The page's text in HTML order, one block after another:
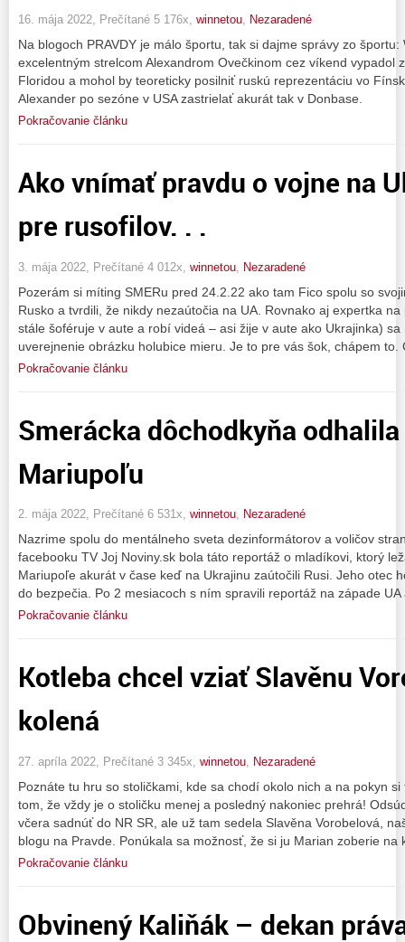
16. mája 2022, Prečítané 5 176x, winnetou Nezaradené
Na blogoch PRAVDY je málo športu, tak si dajme správy zo športu:
excelentným strelcom Alexandrom Ovečkinom cez víkend vypadol
Floridou a mohol by teoreticky posilniť ruskú reprezentáciu vo
Alexander po sezóne v USA zastrielať akurát tak v Donbase.
Pokračovanie článku
Ako vnímať pravdu o vojne na
pre rusofilov. . .
3. mája 2022, Prečítané 4 012x, winnetou Nezaradené
Pozerám si míting SMERu pred 24.2.22 ako tam Fico spolu so
Rusko a tvrdili, že nikdy nezaútočia na UA. Rovnako aj expertka
stále šoféruje v aute a robí videá – asi žije v aute ako Ukrajinka)
uverejnenie obrázku holubice mieru. Je to pre vás šok, chápem
Pokračovanie článku
Smerácka dôchodkyňa
Mariupoľu
2. mája 2022, Prečítané 6 531x, winnetou, Nezaradené
Nazrime spolu do mentálneho sveta dezinformátorov a voličov
facebooku TV Joj Noviny.sk bola táto reportáž o mladíkovi, ktorý
Mariupoľe akurát v čase keď na Ukrajinu zaútočili Rusi. Jeho otec
do bezpečia. Po 2 mesiacoch s ním spravili reportáž na západe
Pokračovanie článku
Kotleba chcel vziať Slavěnu
kolená
27. apríla 2022, Prečítané 3 345x, winnetou Nezaradené
Poznáte tu hru so stoličkami, kde sa chodí okolo nich a na pokyn
tom, že vždy je o stoličku menej a posledný nakoniec prehrá!
včera sadnúť do NR SR, ale už tam sedela Slavěna Vorobelová,
blogu na Pravde. Ponúkala sa možnosť, že si ju Marian zoberie
Pokračovanie článku
Obvinený Kaliňák – dekan